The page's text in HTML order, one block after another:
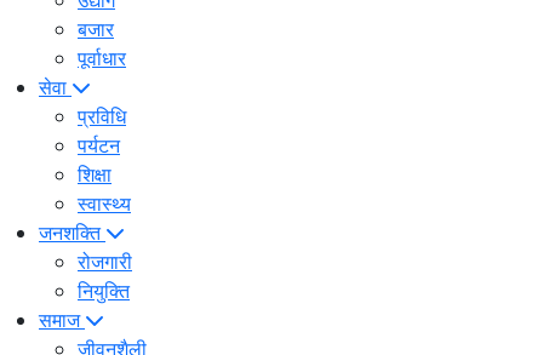
बजार
पूर्वाधार
सेवा
प्रविधि
पर्यटन
शिक्षा
स्वास्थ्य
जनशक्ति
रोजगारी
नियुक्ति
समाज
जीवनशैली